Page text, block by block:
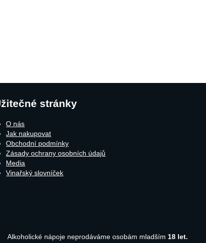
stránky
O nás
Jak nakupovat
Obchodní podmínky
Zásady ochrany osobních údajů
Media
Vinařský slovníček
Alkoholické nápoje neprodáváme osobám mladším 18 let.